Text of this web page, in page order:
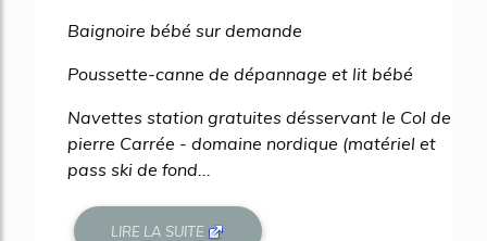
Baignoire bébé sur demande
Poussette-canne de dépannage et lit bébé
Navettes station gratuites désservant le Col de
pierre Carrée - domaine nordique (matériel et
pass ski de fond...
LIRE LA SUITE